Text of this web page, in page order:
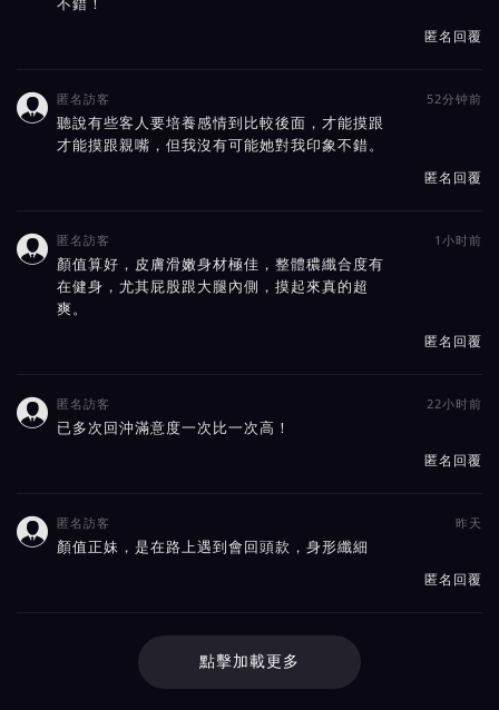
匿名回覆
 匿名訪客 52分钟前
聽說有些客人要培養感情到比較後面，才能摸跟
才能摸跟親嘴，但我沒有可能她對我印象不錯。
匿名回覆
 匿名訪客 1小时前
顏值算好，皮膚滑嫩身材極佳，整體穠纖合度有
在健身，尤其屁股跟大腿內側，摸起來真的超
爽。
匿名回覆
 匿名訪客 22小时前
已多次回沖滿意度一次比一次高！
匿名回覆
 匿名訪客 昨天
顏值正妹，是在路上遇到會回頭款，身形纖細
匿名回覆
點擊加載更多